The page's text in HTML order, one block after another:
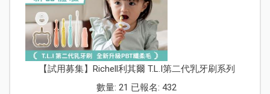
【試用募集】Richell利其爾 T.L.I第二代乳牙刷系列
數量: 21 已報名: 432